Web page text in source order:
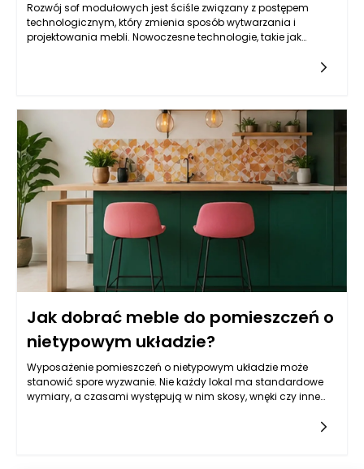
Rozwój sof modułowych jest ściśle związany z postępem
technologicznym, który zmienia sposób wytwarzania i
projektowania mebli. Nowoczesne technologie, takie jak
precyzyjniejsze cięcie i szycie materiałów, co zwiększa
efektywność produkcji i redukuje odpady. Dzięki temu
producenci mogą tworzyć bardziej złożone, a jednocześnie
lekkie i trwałe formy sof modułowych, które zaspokajają
rosnące wymagania klientów. Automatyzacja w połączeniu z
zaawansowanym projektowaniem 3D umożliwia szybsze
wprowadzenie na rynek nowatorskich rozwiązań, które
spełniają oczekiwania nawet najbardziej wymagających
Jak dobrać meble do pomieszczeń o
nietypowym układzie?
Wyposażenie pomieszczeń o nietypowym układzie może
stanowić spore wyzwanie. Nie każdy lokal ma standardowe
wymiary, a czasami występują w nim skosy, wnęki czy inne